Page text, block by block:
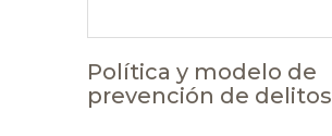
Política y modelo de
prevención de delitos